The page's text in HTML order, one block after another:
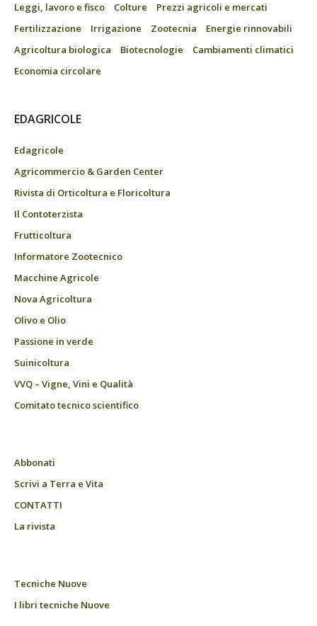
Leggi, lavoro e fisco
Colture
Prezzi agricoli e mercati
Fertilizzazione
Irrigazione Zootecnia
Energie rinnovabili
Agricoltura biologica
Biotecnologie
Cambiamenti climatici
Economia circolare
EDAGRICOLE
Edagricole
Agricommercio & Garden Center
Rivista di Orticoltura e Floricoltura
Il Contoterzista
Frutticoltura
Informatore Zootecnico
Macchine Agricole
Nova Agricoltura
Olivo e Olio
Passione in verde
Suinicoltura
VVQ – Vigne, Vini e Qualità
Comitato tecnico scientifico
Abbonati
Scrivi a Terra e Vita
CONTATTI
La rivista
Tecniche Nuove
I libri tecniche Nuove